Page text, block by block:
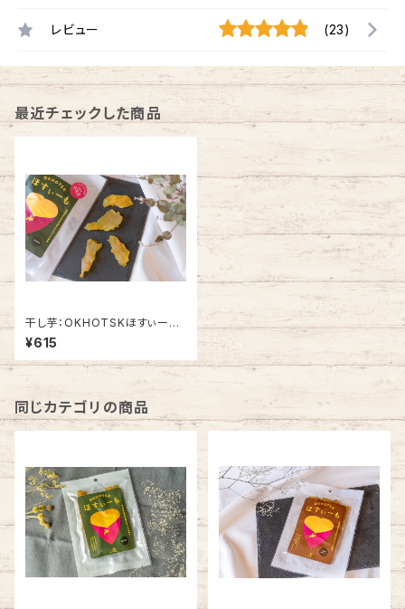
レビュー (23)
最近チェックした商品
干し芋：OKHOTSKほすぃー
も 紅あずま はね品
¥615
同じカテゴリの商品